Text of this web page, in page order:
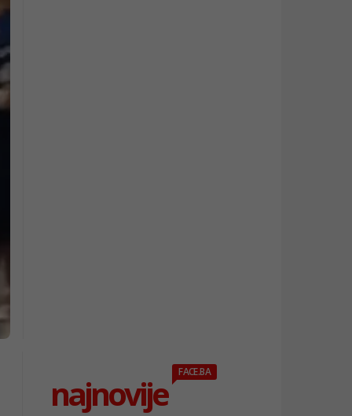
najnovije
FACE.BA